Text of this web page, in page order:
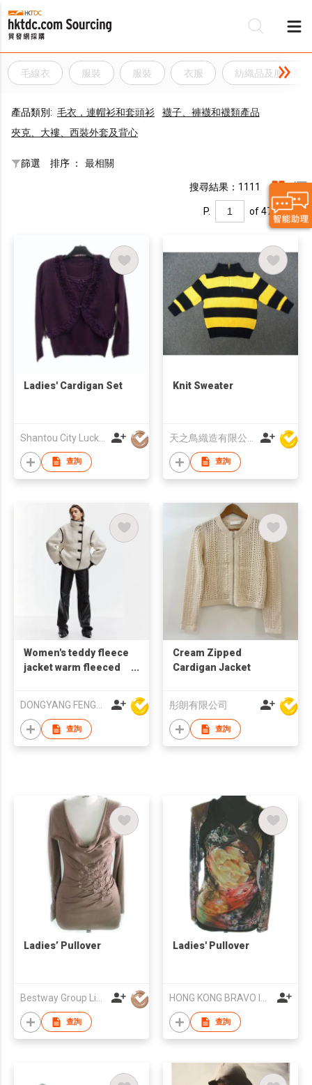
毛線衣 服裝 服裝 衣服 紡織品及服裝配
產品類別: 毛衣，連帽衫和套頭衫
襪子、褲襪和襪類產品
夾克、大褸、西裝外套及背心
篩選 排序 ： 最相關
搜尋結果：1111
P. of 47
Ladies' Cardigan Set
查詢
Knit Sweater
查詢
Women's teddy fleece
jacket warm fleeced
查詢
Cream Zipped
Cardigan Jacket
彤朗有限公司
查詢
Ladies’ Pullover
Bestway Group Limited
查詢
Ladies' Pullover
HONG KONG BRAVO INT'L TRADING LIMITED
查詢